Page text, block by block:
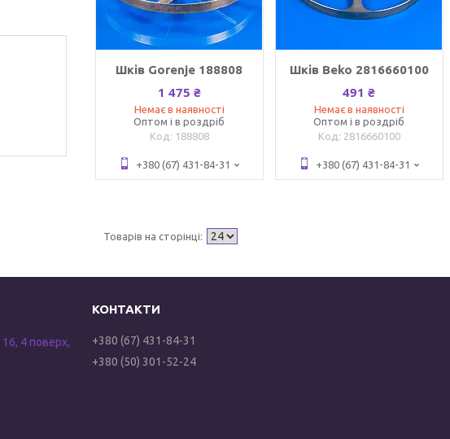
Шків Gorenje 188808
1 475 ₴
Немає в наявності
Оптом і в роздріб
188808
+380 (67) 431-84-31
Шків Beko 2816660100
491 ₴
Немає в наявності
Оптом і в роздріб
2816660100
+380 (67) 431-84-31
4 поверх,
+380 (67) 431-84-31
+380 (50) 301-52-24